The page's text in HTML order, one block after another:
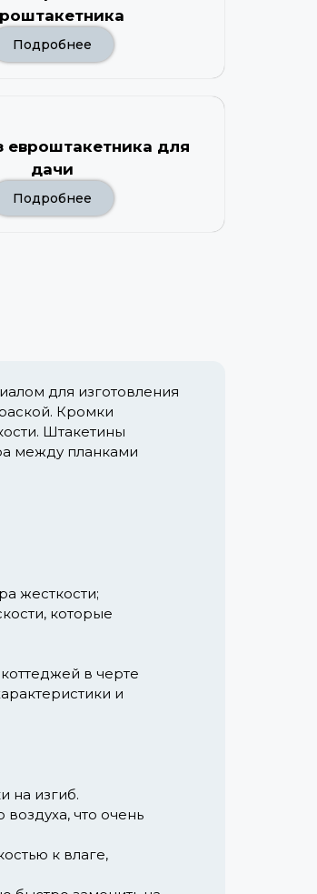
Подробнее
евроштакетника для
дачи
Подробнее
для изготовления
Кромки
Штакетины
между планками
жесткости;
которые
в черте
и
на изгиб.
что очень
к влаге,